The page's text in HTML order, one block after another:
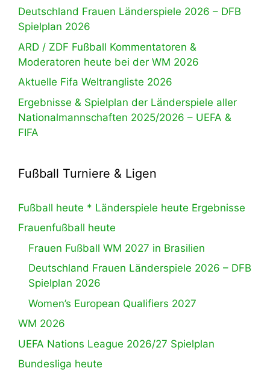
Deutschland Frauen Länderspiele 2026 – DFB
Spielplan 2026
ARD / ZDF Fußball Kommentatoren &
Moderatoren heute bei der WM 2026
Aktuelle Fifa Weltrangliste 2026
Ergebnisse & Spielplan der Länderspiele aller
Nationalmannschaften 2025/2026 – UEFA &
FIFA
Fußball Turniere & Ligen
Fußball heute * Länderspiele heute Ergebnisse
Frauenfußball heute
Frauen Fußball WM 2027 in Brasilien
Deutschland Frauen Länderspiele 2026 – DFB
Spielplan 2026
Women’s European Qualifiers 2027
WM 2026
UEFA Nations League 2026/27 Spielplan
Bundesliga heute